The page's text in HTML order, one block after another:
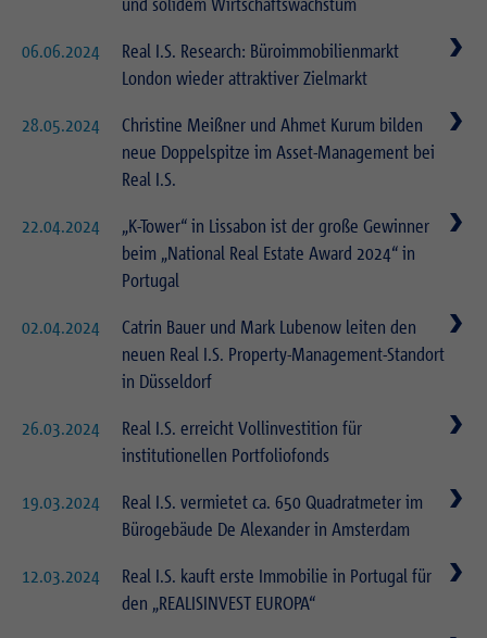
und solidem Wirtschaftswachstum
06.06.2024
Real I.S. Research: Büroimmobilienmarkt
London wieder attraktiver Zielmarkt
28.05.2024
Christine Meißner und Ahmet Kurum bilden
neue Doppelspitze im Asset-Management bei
Real I.S.
22.04.2024
„K-Tower“ in Lissabon ist der große Gewinner
beim „National Real Estate Award 2024“ in
Portugal
02.04.2024
Catrin Bauer und Mark Lubenow leiten den
neuen Real I.S. Property-Management-Standort
in Düsseldorf
26.03.2024
Real I.S. erreicht Vollinvestition für
institutionellen Portfoliofonds
19.03.2024
Real I.S. vermietet ca. 650 Quadratmeter im
Bürogebäude De Alexander in Amsterdam
12.03.2024
Real I.S. kauft erste Immobilie in Portugal für
den „REALISINVEST EUROPA“
Login Redaktionssystem
Name PHPSESSID
PHP
Laufzeit Session
Betrieb TYPO3
fe_typo_usr
Laufzeit Session
Login geschlossener Bereich
Reichweitenmessung
_pk_ses.1.934d
30 min
Reichweitenmessung
Informationen anzubieten.